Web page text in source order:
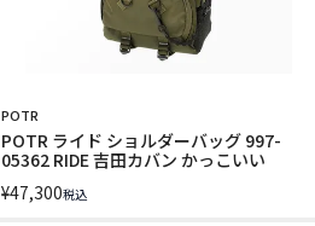
POTR
POTR ライド ショルダーバッグ 997-
05362 RIDE 吉田カバン かっこいい
¥47,300税込